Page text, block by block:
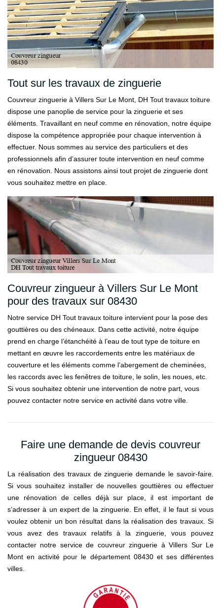
Tout sur les travaux de zinguerie
Couvreur zinguerie à Villers Sur Le Mont, DH Tout travaux toiture
dispose une panoplie de service pour la zinguerie et ses
éléments. Travaillant en neuf comme en rénovation, notre équipe
dispose la compétence appropriée pour chaque intervention à
effectuer. Nous sommes au service des particuliers et des
professionnels afin d’assurer toute intervention en neuf comme
en rénovation. Nous assistons ainsi tout projet de zinguerie dont
vous souhaitez mettre en place.
Couvreur zingueur à Villers Sur Le Mont
pour des travaux sur 08430
Notre service DH Tout travaux toiture intervient pour la pose des
gouttières ou des chéneaux. Dans cette activité, notre équipe
prend en charge l’étanchéité à l’eau de tout type de toiture en
mettant en œuvre les raccordements entre les matériaux de
couverture et les éléments comme l’abergement de cheminées,
les raccords avec les fenêtres de toiture, le solin, les noues, etc.
Si vous souhaitez obtenir une intervention de notre part, vous
pouvez contacter notre service en activité dans votre ville.
Faire une demande de devis couvreur
zingueur 08430
La réalisation des travaux de zinguerie demande le savoir-faire.
Si vous souhaitez installer de nouvelles gouttières ou effectuer
une rénovation de celles déjà sur place, il est important de
s’adresser à un expert de la zinguerie. En effet, il le faut si vous
voulez obtenir un bon résultat dans la réalisation des travaux. Si
vous avez des travaux relatifs à la zinguerie, vous pouvez
contacter notre service de couvreur zinguerie à Villers Sur Le
Mont en activité pour le département 08430 et ses différentes
villes.